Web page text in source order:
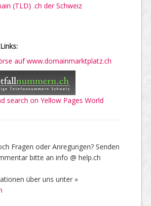
(TLD) .ch der Schweiz
auf www.domainmarktplatz.ch
search on Yellow Pages World
Fragen oder Anregungen? Senden
bitte an info @ help.ch
über uns unter »